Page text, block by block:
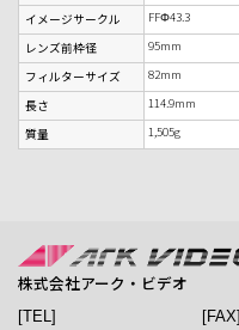
イメージサークル
FFΦ43.3
レンズ前枠径
95mm
フィルターサイズ
82mm
長さ
114.9mm
質量
1,505g
株式会社アーク・ビデオ
[TEL] [FAX]